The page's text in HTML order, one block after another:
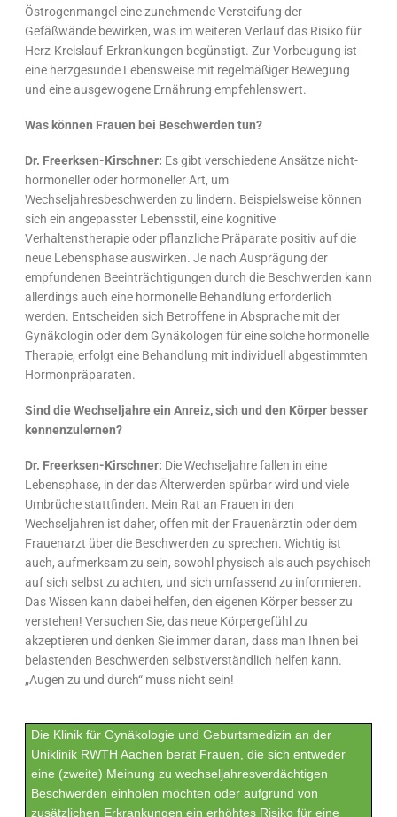
Östrogenmangel eine zunehmende Versteifung der
Gefäßwände bewirken, was im weiteren Verlauf das Risiko für
Herz-Kreislauf-Erkrankungen begünstigt. Zur Vorbeugung ist
eine herzgesunde Lebensweise mit regelmäßiger Bewegung
und eine ausgewogene Ernährung empfehlenswert.
Was können Frauen bei Beschwerden tun?
Dr. Freerksen-Kirschner: Es gibt verschiedene Ansätze nicht-
hormoneller oder hormoneller Art, um
Wechseljahresbeschwerden zu lindern. Beispielsweise können
sich ein angepasster Lebensstil, eine kognitive
Verhaltenstherapie oder pflanzliche Präparate positiv auf die
neue Lebensphase auswirken. Je nach Ausprägung der
empfundenen Beeinträchtigungen durch die Beschwerden kann
allerdings auch eine hormonelle Behandlung erforderlich
werden. Entscheiden sich Betroffene in Absprache mit der
Gynäkologin oder dem Gynäkologen für eine solche hormonelle
Therapie, erfolgt eine Behandlung mit individuell abgestimmten
Hormonpräparaten.
Sind die Wechseljahre ein Anreiz, sich und den Körper besser
kennenzulernen?
Dr. Freerksen-Kirschner: Die Wechseljahre fallen in eine
Lebensphase, in der das Älterwerden spürbar wird und viele
Umbrüche stattfinden. Mein Rat an Frauen in den
Wechseljahren ist daher, offen mit der Frauenärztin oder dem
Frauenarzt über die Beschwerden zu sprechen. Wichtig ist
auch, aufmerksam zu sein, sowohl physisch als auch psychisch
auf sich selbst zu achten, und sich umfassend zu informieren.
Das Wissen kann dabei helfen, den eigenen Körper besser zu
verstehen! Versuchen Sie, das neue Körpergefühl zu
akzeptieren und denken Sie immer daran, dass man Ihnen bei
belastenden Beschwerden selbstverständlich helfen kann.
„Augen zu und durch“ muss nicht sein!
Die Klinik für Gynäkologie und Geburtsmedizin an der
Uniklinik RWTH Aachen berät Frauen, die sich entweder
eine (zweite) Meinung zu wechseljahresverdächtigen
Beschwerden einholen möchten oder aufgrund von
zusätzlichen Erkrankungen ein erhöhtes Risiko für eine